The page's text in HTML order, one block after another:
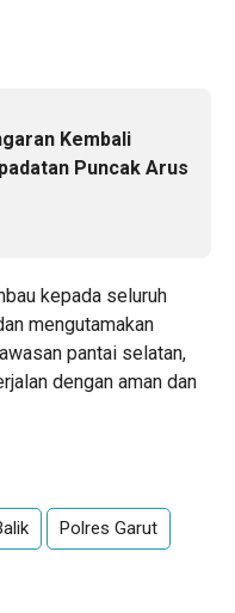
Kembali
Puncak Arus
kepada seluruh
mengutamakan
pantai selatan,
dengan aman dan
Polres Garut